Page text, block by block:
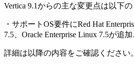
Vertica 9.1からの主な変更点は以下の
・サポートOS要件にRed Hat
7.5、Oracle Enterprise Linux 7.5が追
詳細は以降の内容をご確認ください。